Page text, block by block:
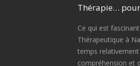
Thérapie…
Ce qui est
Thérapeutique à
temps relativement
compréhension et